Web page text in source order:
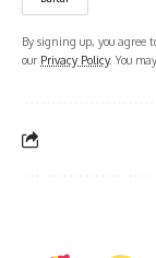
By signing up, you agree
our Privacy Policy. You